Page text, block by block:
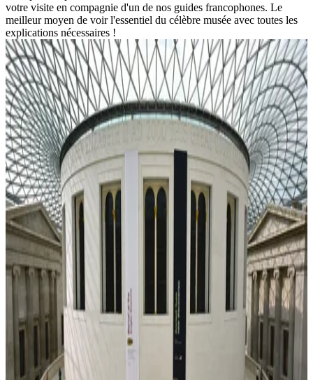
votre visite en compagnie d'un de nos guides francophones. Le
meilleur moyen de voir l'essentiel du célèbre musée avec toutes les
explications nécessaires !